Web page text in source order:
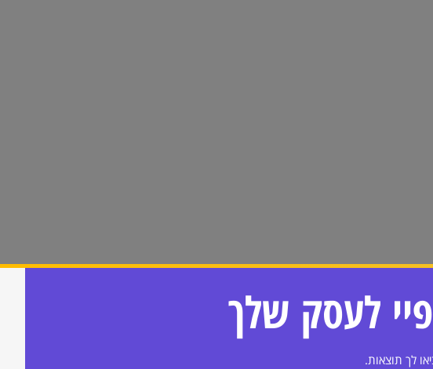
לעסק שלך
לך תוצאות.